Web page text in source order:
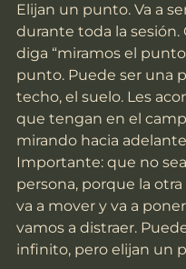
Elijan un punto. Va a
durante toda la sesión.
diga “miramos el
punto. Puede ser una
techo, el suelo. Les
que tengan en el
mirando hacia
Importante: que no
persona, porque la otra
va a mover y va a
vamos a distraer.
infinito, pero elijan un